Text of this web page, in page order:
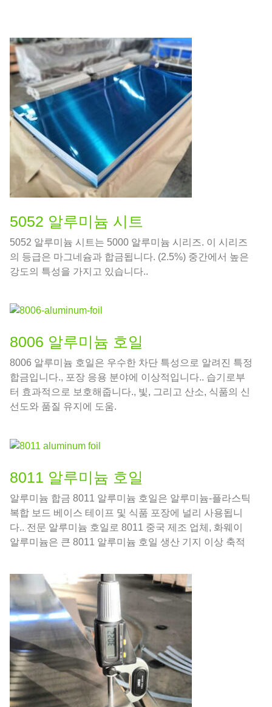
5052 알루미늄 시트
5052 알루미늄 시트는 5000 알루미늄 시리즈. 이 시리즈
의 등급은 마그네슘과 합금됩니다. (2.5%) 중간에서 높은
강도의 특성을 가지고 있습니다..
8006 알루미늄 호일
8006 알루미늄 호일은 우수한 차단 특성으로 알려진 특정
합금입니다., 포장 응용 분야에 이상적입니다.. 습기로부
터 효과적으로 보호해줍니다., 빛, 그리고 산소, 식품의 신
선도와 품질 유지에 도움.
8011 알루미늄 호일
알루미늄 합금 8011 알루미늄 호일은 알루미늄-플라스틱
복합 보드 베이스 테이프 및 식품 포장에 널리 사용됩니
다.. 전문 알루미늄 호일로 8011 중국 제조 업체, 화웨이
알루미늄은 큰 8011 알루미늄 호일 생산 기지 이상 축적